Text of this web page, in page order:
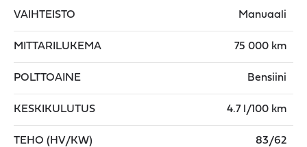
VAIHTEISTO Manuaali
MITTARILUKEMA 75 000 km
POLTTOAINE Bensiini
KESKIKULUTUS 4.7 l/100 km
TEHO (HV/KW) 83/62